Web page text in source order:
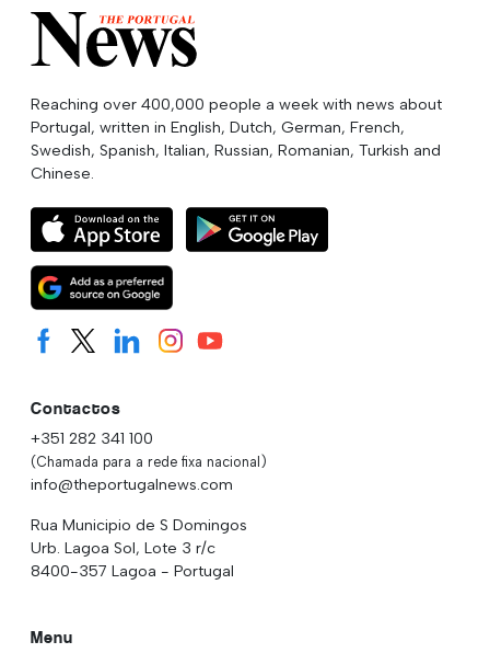
Reaching over 400,000 people a week with news about
Portugal, written in English, Dutch, German, French,
Swedish, Spanish, Italian, Russian, Romanian, Turkish and
Chinese.
Contactos
+351 282 341 100
(Chamada para a rede fixa nacional)
info@theportugalnews.com
Rua Municipio de S Domingos
Urb. Lagoa Sol, Lote 3 r/c
8400-357 Lagoa - Portugal
Menu